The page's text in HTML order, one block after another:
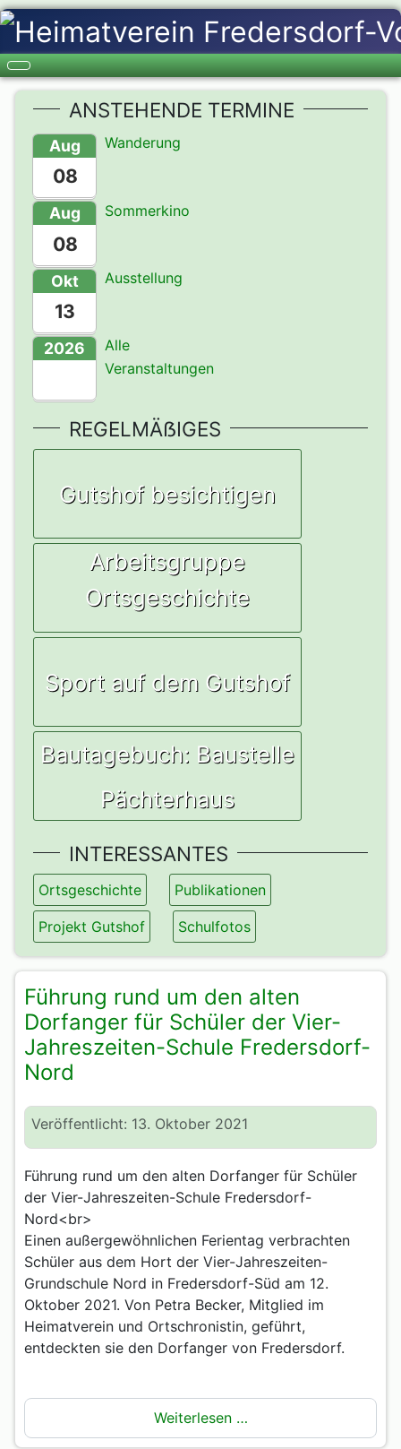
ANSTEHENDE TERMINE
Aug
08
Wanderung
Aug
08
Sommerkino
Okt
13
Ausstellung
2026
Alle
Veranstaltungen
REGELMÄẞIGES
Gutshof besichtigen
Arbeitsgruppe
Ortsgeschichte
Sport auf dem Gutshof
Bautagebuch: Baustelle
Pächterhaus
INTERESSANTES
Ortsgeschichte Publikationen
Projekt Gutshof Schulfotos
Führung rund um den alten
Dorfanger für Schüler der Vier-
Jahreszeiten-Schule Fredersdorf-
Nord
Veröffentlicht: 13. Oktober 2021
Führung rund um den alten Dorfanger für Schüler
der Vier-Jahreszeiten-Schule Fredersdorf-
Nord<br>
Einen außergewöhnlichen Ferientag verbrachten
Schüler aus dem Hort der Vier-Jahreszeiten-
Grundschule Nord in Fredersdorf-Süd am 12.
Oktober 2021. Von Petra Becker, Mitglied im
Heimatverein und Ortschronistin, geführt,
entdeckten sie den Dorfanger von Fredersdorf.
Weiterlesen …